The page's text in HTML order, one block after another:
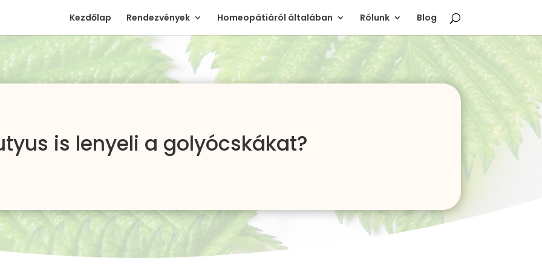
Kezdőlap Rendezvények Homeopátiáról általában Rólunk Blog
is lenyeli a golyócskákat?